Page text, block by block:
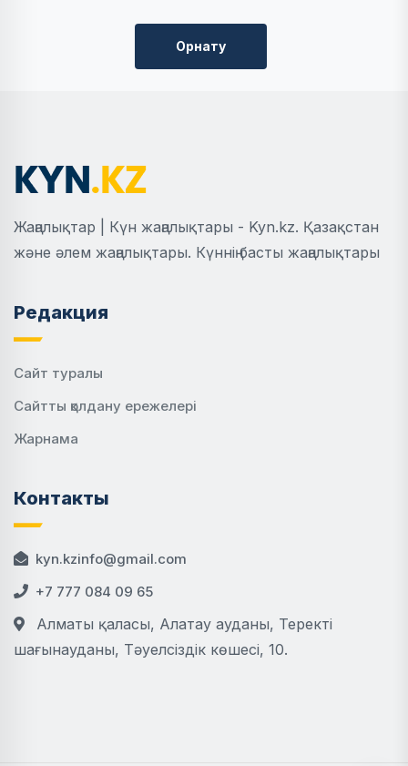
Орнату
Жаңалықтар | Күн жаңалықтары - Kyn.kz. Қазақстан
және әлем жаңалықтары. Күннің басты жаңалықтары
Редакция
Сайт туралы
Сайтты қолдану ережелері
Жарнама
Контакты
kyn.kzinfo@gmail.com
+7 777 084 09 65
Алматы қаласы, Алатау ауданы, Теректі
шағынауданы, Тәуелсіздік көшесі, 10.